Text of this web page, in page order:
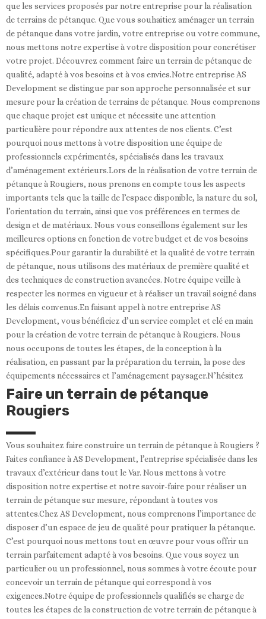
que les services proposés par notre entreprise pour la réalisation
de terrains de pétanque. Que vous souhaitiez aménager un terrain
de pétanque dans votre jardin, votre entreprise ou votre commune,
nous mettons notre expertise à votre disposition pour concrétiser
votre projet. Découvrez comment faire un terrain de pétanque de
qualité, adapté à vos besoins et à vos envies.Notre entreprise AS
Development se distingue par son approche personnalisée et sur
mesure pour la création de terrains de pétanque. Nous comprenons
que chaque projet est unique et nécessite une attention
particulière pour répondre aux attentes de nos clients. C’est
pourquoi nous mettons à votre disposition une équipe de
professionnels expérimentés, spécialisés dans les travaux
d’aménagement extérieurs.Lors de la réalisation de votre terrain de
pétanque à Rougiers, nous prenons en compte tous les aspects
importants tels que la taille de l’espace disponible, la nature du sol,
l’orientation du terrain, ainsi que vos préférences en termes de
design et de matériaux. Nous vous conseillons également sur les
meilleures options en fonction de votre budget et de vos besoins
spécifiques.Pour garantir la durabilité et la qualité de votre terrain
de pétanque, nous utilisons des matériaux de première qualité et
des techniques de construction avancées. Notre équipe veille à
respecter les normes en vigueur et à réaliser un travail soigné dans
les délais convenus.En faisant appel à notre entreprise AS
Development, vous bénéficiez d’un service complet et clé en main
pour la création de votre terrain de pétanque à Rougiers. Nous
nous occupons de toutes les étapes, de la conception à la
réalisation, en passant par la préparation du terrain, la pose des
équipements nécessaires et l’aménagement paysager.N’hésitez
Faire un terrain de pétanque
Rougiers
Vous souhaitez faire construire un terrain de pétanque à Rougiers ?
Faites confiance à AS Development, l’entreprise spécialisée dans les
travaux d’extérieur dans tout le Var. Nous mettons à votre
disposition notre expertise et notre savoir-faire pour réaliser un
terrain de pétanque sur mesure, répondant à toutes vos
attentes.Chez AS Development, nous comprenons l’importance de
disposer d’un espace de jeu de qualité pour pratiquer la pétanque.
C’est pourquoi nous mettons tout en œuvre pour vous offrir un
terrain parfaitement adapté à vos besoins. Que vous soyez un
particulier ou un professionnel, nous sommes à votre écoute pour
concevoir un terrain de pétanque qui correspond à vos
exigences.Notre équipe de professionnels qualifiés se charge de
toutes les étapes de la construction de votre terrain de pétanque à